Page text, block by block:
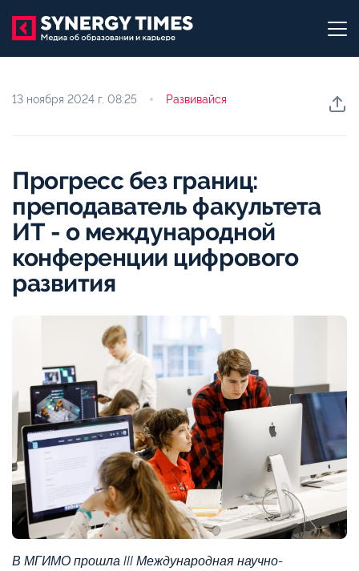
13 ноября 2024 г. 08:25 Развивайся
Прогресс без границ:
преподаватель факультета
ИТ - о международной
конференции цифрового
развития
В МГИМО прошла III Международная научно-